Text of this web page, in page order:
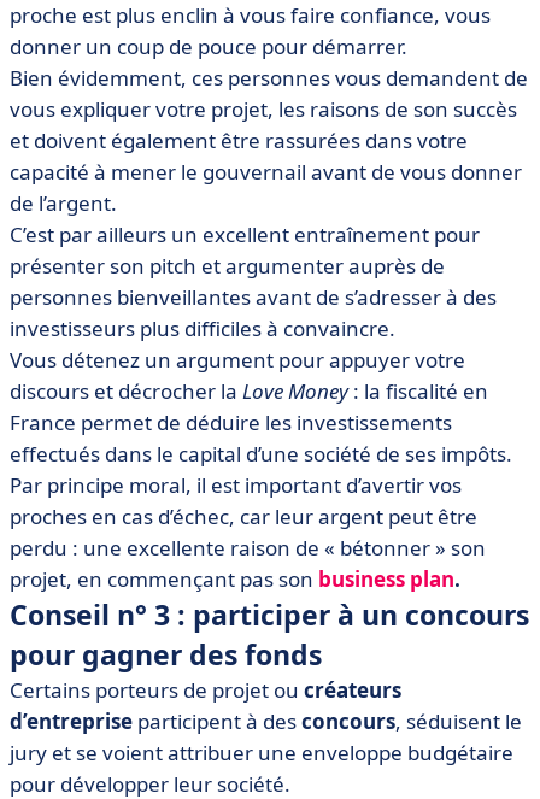
proche est plus enclin à vous faire confiance, vous
donner un coup de pouce pour démarrer.
Bien évidemment, ces personnes vous demandent de
vous expliquer votre projet, les raisons de son succès
et doivent également être rassurées dans votre
capacité à mener le gouvernail avant de vous donner
de l’argent.
C’est par ailleurs un excellent entraînement pour
présenter son pitch et argumenter auprès de
personnes bienveillantes avant de s’adresser à des
investisseurs plus difficiles à convaincre.
Vous détenez un argument pour appuyer votre
discours et décrocher la Love Money : la fiscalité en
France permet de déduire les investissements
effectués dans le capital d’une société de ses impôts.
Par principe moral, il est important d’avertir vos
proches en cas d’échec, car leur argent peut être
perdu : une excellente raison de « bétonner » son
projet, en commençant pas son business plan.
Conseil n° 3 : participer à un concours
pour gagner des fonds
Certains porteurs de projet ou créateurs
d’entreprise participent à desconcours, séduisent le
jury et se voient attribuer une enveloppe budgétaire
pour développer leur société.